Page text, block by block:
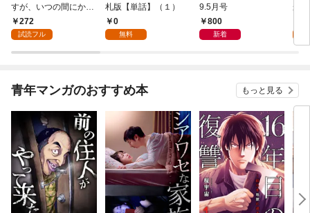
すが、いつの間にか花
嫁として溺愛されてい
ます【単話】（１）
272
試読フル
札版【単話】（１）
0
無料
9.5月号
800
新着
か
れ
（
青年マンガのおすすめ本 もっと見る